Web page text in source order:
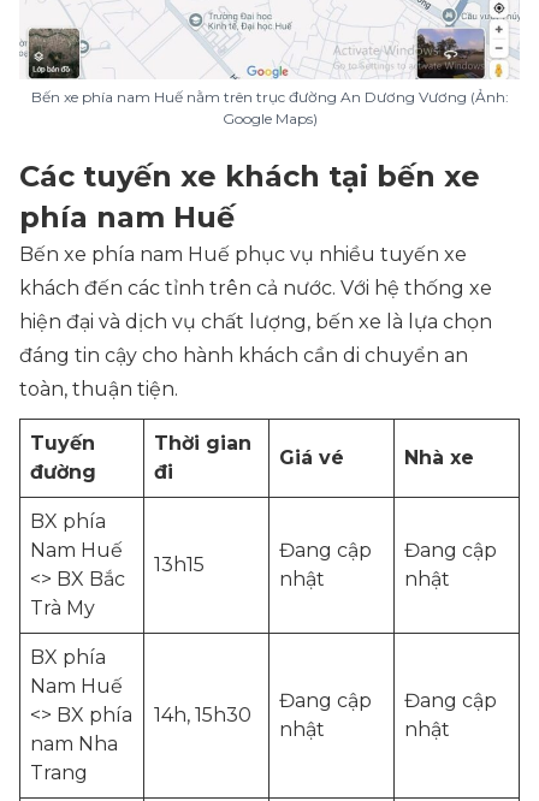
Bến xe phía nam Huế nằm trên trục đường An Dương Vương (Ảnh:
Google Maps)
Các tuyến xe khách tại bến xe
phía nam Huế
Bến xe phía nam Huế phục vụ nhiều tuyến xe
khách đến các tỉnh trên cả nước. Với hệ thống xe
hiện đại và dịch vụ chất lượng, bến xe là lựa chọn
đáng tin cậy cho hành khách cần di chuyển an
toàn, thuận tiện.
Tuyến
đường
Thời gian
đi
Giá vé Nhà xe
BX phía
Nam Huế
<> BX Bắc
Trà My
13h15
Đang cập
nhật
Đang cập
nhật
BX phía
Nam Huế
<> BX phía
nam Nha
Trang
14h, 15h30
Đang cập
nhật
Đang cập
nhật